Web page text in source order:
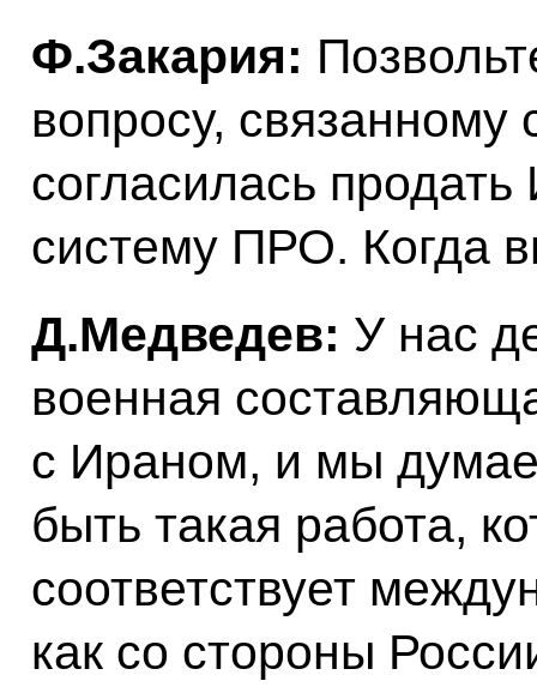
Ф.Закария:
вопросу, связанному
согласилась
систему ПРО. Когда
Д.Медведев: У нас
военная
с Ираном, и мы
быть такая работа,
соответствует
как со стороны